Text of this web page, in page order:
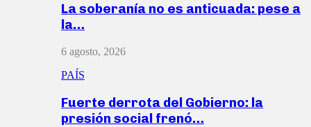
La soberanía no es anticuada: pese a
la…
6 agosto, 2026
PAÍS
Fuerte derrota del Gobierno: la
presión social frenó…